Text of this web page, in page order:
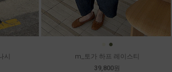
시
●
m_토가 하프 레이스티
39,800원